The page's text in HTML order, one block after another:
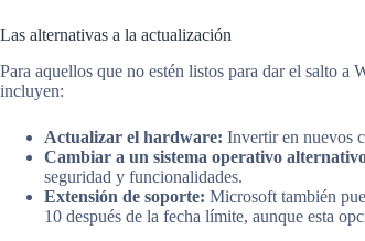
Las alternativas a la actualización
Para aquellos que no estén listos para dar el salto
incluyen:
Actualizar el hardware: Invertir en nuevos
Cambiar a un sistema operativo
seguridad y funcionalidades.
Extensión de soporte: Microsoft también
10 después de la fecha límite, aunque esta